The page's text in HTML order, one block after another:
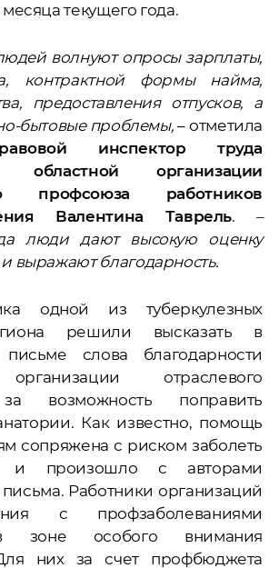
текущего года.
волнуют опросы зарплаты,
контрактной формы найма,
предоставления отпусков, а
бытовые проблемы,– отметила
инспектор труда
областной организации
профсоюза работников
Валентина Таврель. –
люди дают высокую оценку
выражают благодарность.
одной из туберкулезных
решили высказать в
слова благодарности
отраслевого
возможность поправить
Как известно, помощь
сопряжена с риском заболеть
и произошло с авторами
Работники организаций
с профзаболеваниями
зоне особого внимания
них за счет профбюджета